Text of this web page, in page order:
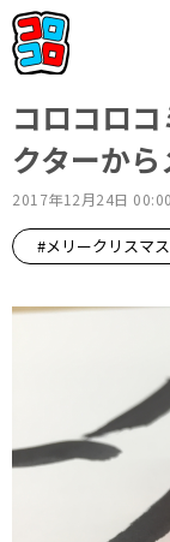
コロコロ
クターか
2017年12月24日 00:00
#メリークリスマス